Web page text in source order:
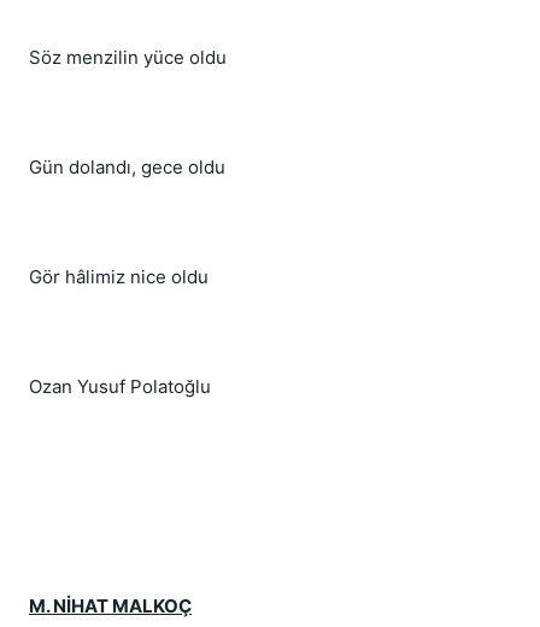
Söz menzilin yüce oldu
Gün dolandı, gece oldu
Gör hâlimiz nice oldu
Ozan Yusuf Polatoğlu
M. NİHAT MALKOÇ